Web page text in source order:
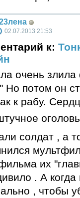
02.07.2013 21:53
к:
очень
Но потом он
к рабу.
солдат , а
их
. А
, чтобы